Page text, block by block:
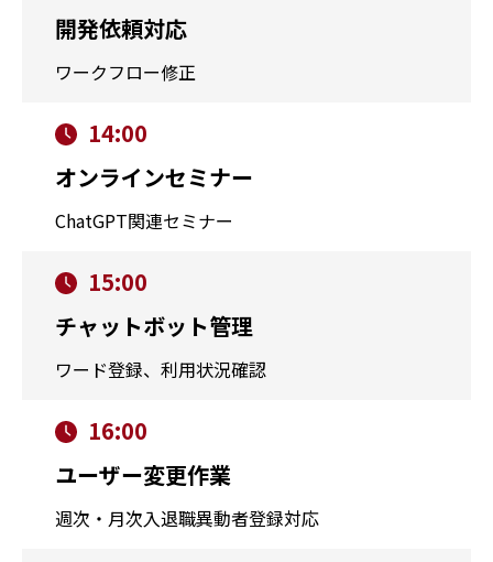
開発依頼対応
ワークフロー修正
14:00
オンラインセミナー
ChatGPT関連セミナー
15:00
チャットボット管理
ワード登録、利用状況確認
16:00
ユーザー変更作業
週次・月次入退職異動者登録対応